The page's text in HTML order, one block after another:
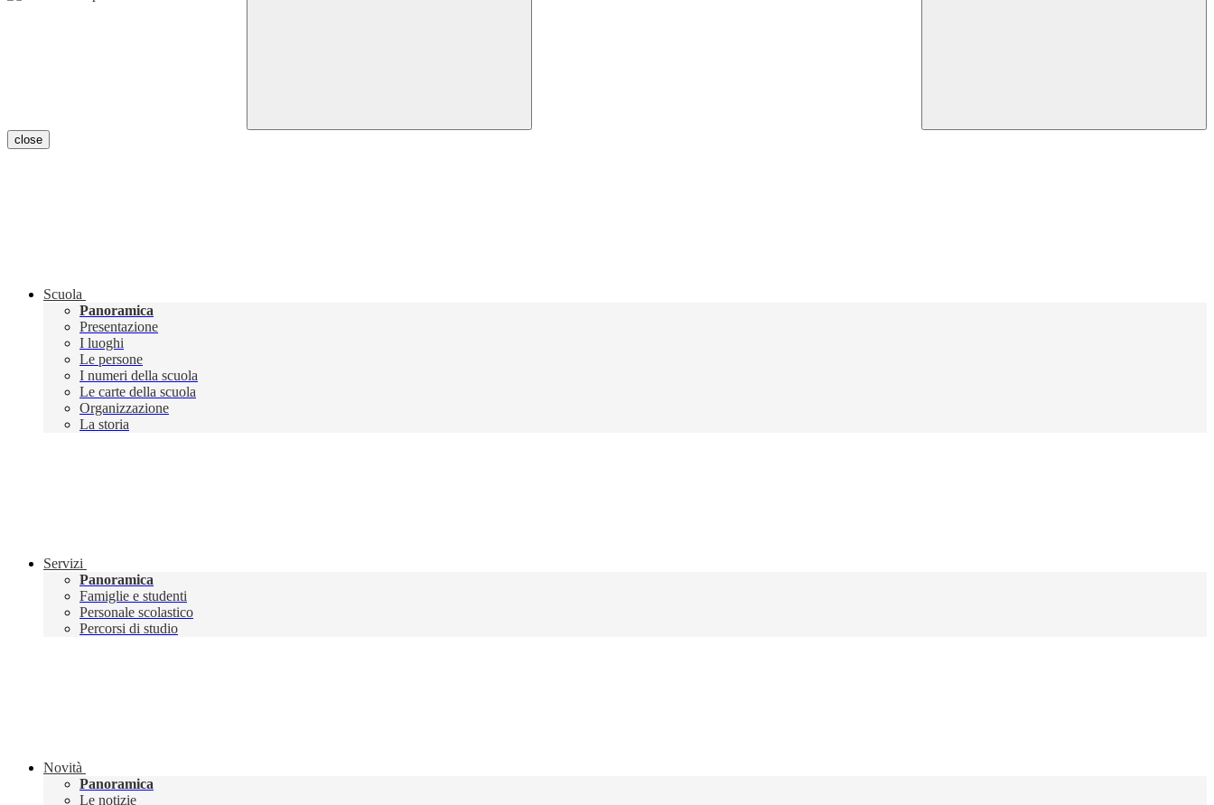
close
Scuola
Panoramica
Presentazione
I luoghi
Le persone
I numeri della scuola
Le carte della scuola
Organizzazione
La storia
Servizi
Panoramica
Famiglie e studenti
Personale scolastico
Percorsi di studio
Novità
Panoramica
Le notizie